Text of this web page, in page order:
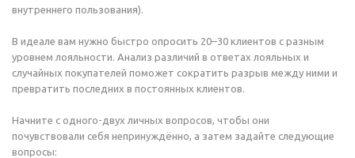
внутреннего пользования).
В идеале вам нужно быстро опросить 20–30 клиентов с разным
уровнем лояльности. Анализ различий в ответах лояльных и
случайных покупателей поможет сократить разрыв между ними и
превратить последних в постоянных клиентов.
Начните с одного-двух личных вопросов, чтобы они
почувствовали себя непринуждённо, а затем задайте следующие
вопросы: